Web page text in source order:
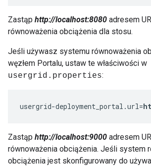
Zastąp http://localhost:8080 adresem
równoważenia obciążenia dla stosu.
Jeśli używasz systemu równoważenia
węzłem Portalu, ustaw te właściwości w
usergrid.properties:
usergrid-deployment_portal.url=
Zastąp http://localhost:9000 adresem
równoważenia obciążenia. Jeśli system
obciążenia jest skonfigurowany do